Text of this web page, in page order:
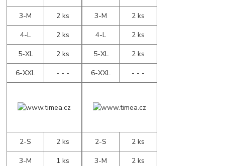
3-M
2 ks
4-L
2 ks
5-XL
2 ks
6-XXL
- - -
3-M
2 ks
4-L
2 ks
5-XL
2 ks
6-XXL
- - -
2-S
2 ks
3-M
1 ks
2-S
2 ks
3-M
2 ks